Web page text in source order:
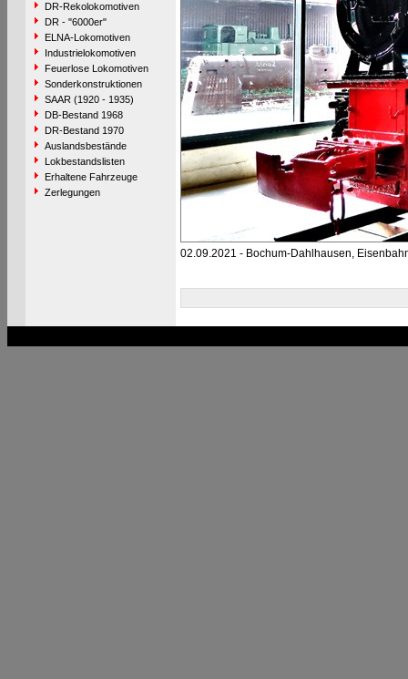
DR-Rekolokomotiven
DR - "6000er"
ELNA-Lokomotiven
Industrielokomotiven
Feuerlose Lokomotiven
Sonderkonstruktionen
SAAR (1920 - 1935)
DB-Bestand 1968
DR-Bestand 1970
Auslandsbestände
Lokbestandslisten
Erhaltene Fahrzeuge
Zerlegungen
02.09.2021 - Bochum-Dahlhausen,